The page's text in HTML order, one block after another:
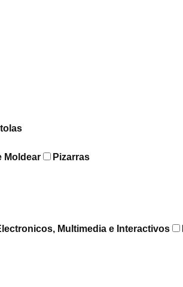
Moldear
Pizarras
Multimedia e Interactivos